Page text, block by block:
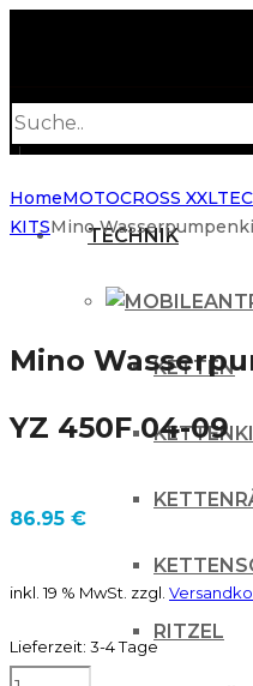
search
TECHNIK
KETTEN
RITZEL
HomeMOTOCROSS XXL
KITSMino
Mino
YZ 450F 04-09
86.95 €
inkl. 19 % MwSt. zzgl.
Lieferzeit: 3-4 Tage